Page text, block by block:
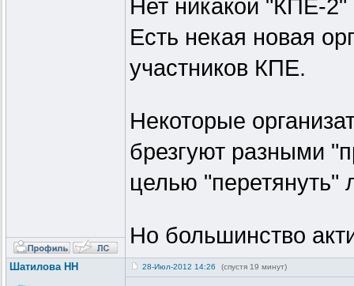
Нет никакой "КПЕ-2"
Есть некая новая
участников КПЕ.
Некоторые
брезгуют разными
целью "перетянуть"
Но большинство
Шатилова НН 28-Июл-2012 14:26 (спустя 19 минут)